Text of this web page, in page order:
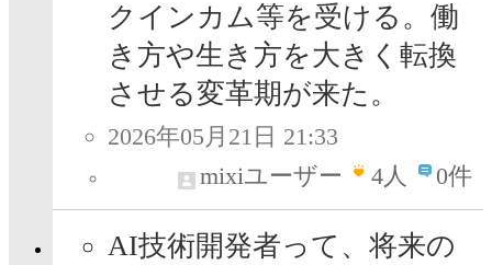
クインカム等を受ける。働
き方や生き方を大きく転換
させる変革期が来た。
2026年05月21日 21:33
mixiユーザー
4人 0件
AI技術開発者って、将来の